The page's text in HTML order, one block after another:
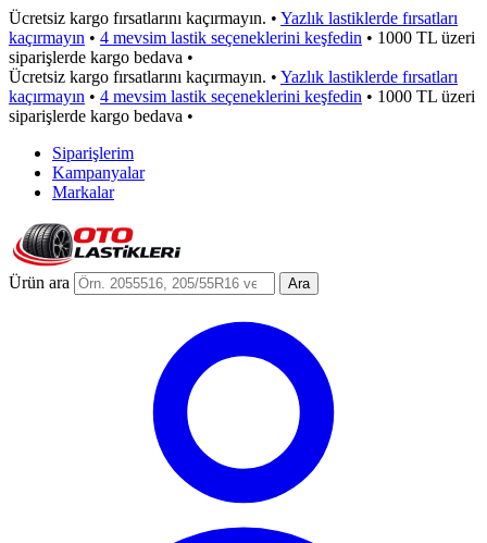
Ücretsiz kargo fırsatlarını kaçırmayın. • Yazlık lastiklerde fırsatları
kaçırmayın • 4 mevsim lastik seçeneklerini keşfedin • 1000 TL üzeri
siparişlerde kargo bedava •
Ücretsiz kargo fırsatlarını kaçırmayın. • Yazlık lastiklerde fırsatları
kaçırmayın • 4 mevsim lastik seçeneklerini keşfedin • 1000 TL üzeri
siparişlerde kargo bedava •
Siparişlerim
Kampanyalar
Markalar
Ürün ara Ara